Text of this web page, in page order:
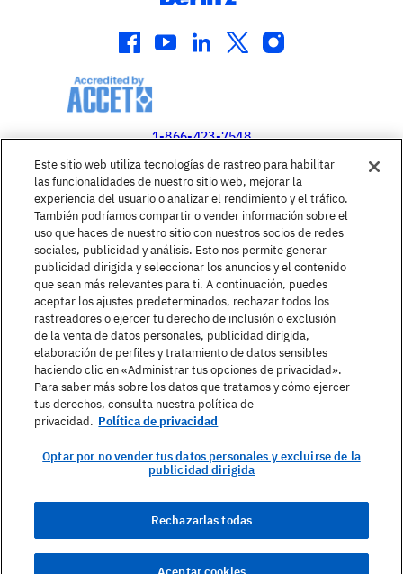
facebook
youtube
linkedin
twitterinstagram
1-866-423-7548
Government Inquiries:
1-866-517-4366
United States
Buscar un curso
Acerca de Berlitz
Contacto
Política de privacidad
Términos de uso
Este sitio web utiliza tecnologías de rastreo para habilitar
las funcionalidades de nuestro sitio web, mejorar la
experiencia del usuario o analizar el rendimiento y el tráfico.
También podríamos compartir o vender información sobre el
uso que haces de nuestro sitio con nuestros socios de redes
sociales, publicidad y análisis. Esto nos permite generar
publicidad dirigida y seleccionar los anuncios y el contenido
que sean más relevantes para ti. A continuación, puedes
aceptar los ajustes predeterminados, rechazar todos los
rastreadores o ejercer tu derecho de inclusión o exclusión
de la venta de datos personales, publicidad dirigida,
elaboración de perfiles y tratamiento de datos sensibles
haciendo clic en «Administrar tus opciones de privacidad».
Para saber más sobre los datos que tratamos y cómo ejercer
tus derechos, consulta nuestra política de
privacidad. Política de privacidad
Optar por no vender tus datos personales y excluirse de la
publicidad dirigida
Rechazarlas todas